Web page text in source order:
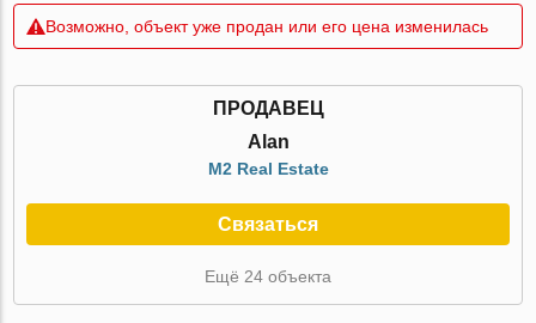
Возможно, объект уже продан или его цена изменилась
ПРОДАВЕЦ
Alan
M2 Real Estate
Связаться
Ещё 24 объекта